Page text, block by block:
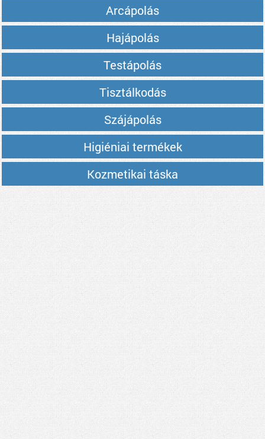
Arcápolás
Hajápolás
Testápolás
Tisztálkodás
Szájápolás
Higiéniai termékek
Kozmetikai táska